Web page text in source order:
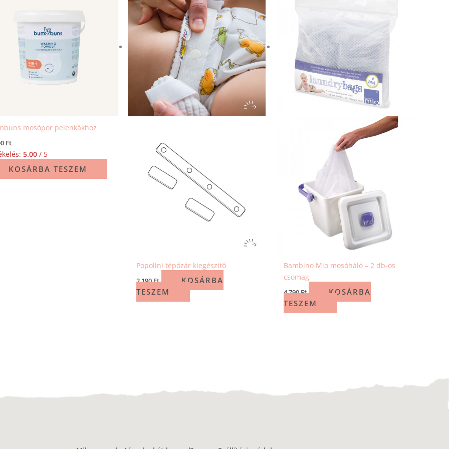
mosópor pelenkákhoz
Ft
5.00 / 5
KOSÁRBA TESZEM
Popolini tépőzár kiegészítő
2 190Ft
KOSÁRBA
TESZEM
Bambino Mio mosóháló – 2 db-os
csomag
4 790Ft
KOSÁRBA
TESZEM